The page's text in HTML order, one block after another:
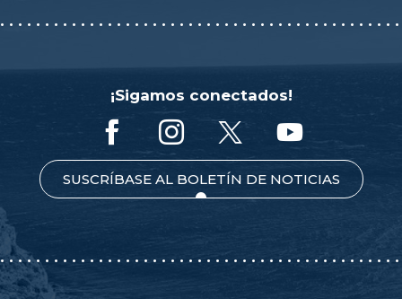
¡Sigamos conectados!
SUSCRÍBASE AL BOLETÍN DE NOTICIAS